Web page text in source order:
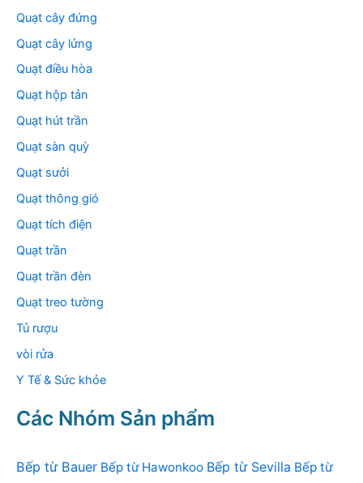
Quạt cây đứng
Quạt cây lửng
Quạt điều hòa
Quạt hộp tản
Quạt hút trần
Quạt sàn quỳ
Quạt sưởi
Quạt thông gió
Quạt tích điện
Quạt trần
Quạt trần đèn
Quạt treo tường
Tủ rượu
vòi rửa
Y Tế & Sức khỏe
Các Nhóm Sản phẩm
Bếp từ Bauer Bếp từ Hawonkoo Bếp từ Sevilla Bếp từ